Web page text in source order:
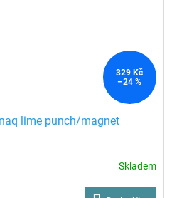
329 Kč
–24 %
lime punch/magnet
Skladem